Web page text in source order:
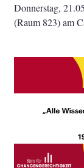
Donnerstag,
(Raum 823) am